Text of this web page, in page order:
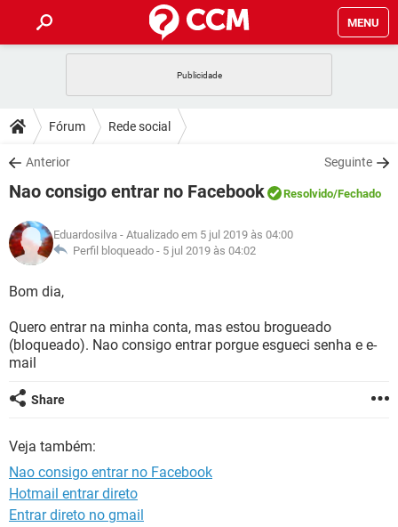
MENU
CELULAR
OUTLOOK
INSTAGRAM GMAIL
GUIA DE COMPRAS
DICAS
JOGOS
INSTAGRAM GMAIL
GUIA DE COMPRAS
DOWNLOADS
JOGOS WHATSAPP
CELULAR
OUTLOOK EXCEL
INSTAGRAM
JOGOS WHATSAPP
CELULAR
OUTLOOK
INSTAGRAM GMAIL
GUIA DE COMPRAS
GLOSSÁRIO
JOGOS
OUTLOOK EXCEL
GUIA DE COMPRAS
Fórum Rede social
Anterior Seguinte
Nao consigo entrar no Facebook Resolvido/Fechado
Eduardosilva - Atualizado em 5 jul 2019 às 04:00
Perfil bloqueado - 5 jul 2019 às 04:02
Bom dia,
Quero entrar na minha conta, mas estou brogueado
(bloqueado). Nao consigo entrar porgue esgueci senha e e-
mail
Share
Veja também:
Nao consigo entrar no Facebook
Hotmail entrar direto
Entrar direto no gmail